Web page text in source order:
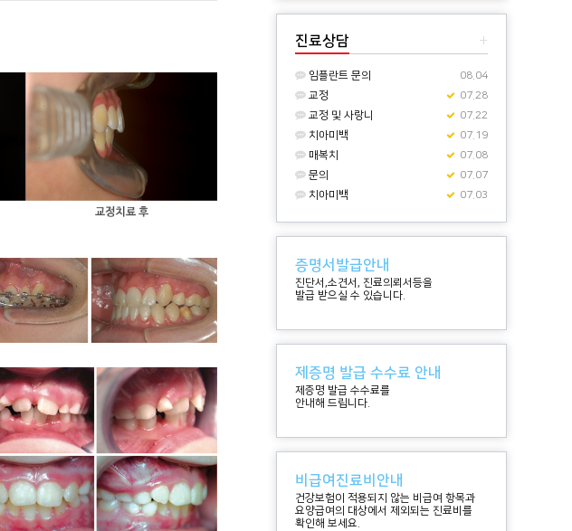
+
진료상담
08.04
임플란트 문의
07.28
교정
07.22
교정 및 사랑니
07.19
치아미백
07.08
매복치
07.07
문의
07.03
치아미백
증명서발급안내
진단서,소견서, 진료의뢰서등을
발급 받으실 수 있습니다.
제증명 발급 수수료 안내
제증명 발급 수수료를
안내해 드립니다.
비급여진료비안내
건강보험이 적용되지 않는 비급여 항목과
요양급여의 대상에서 제외되는 진료비를
확인해 보세요.